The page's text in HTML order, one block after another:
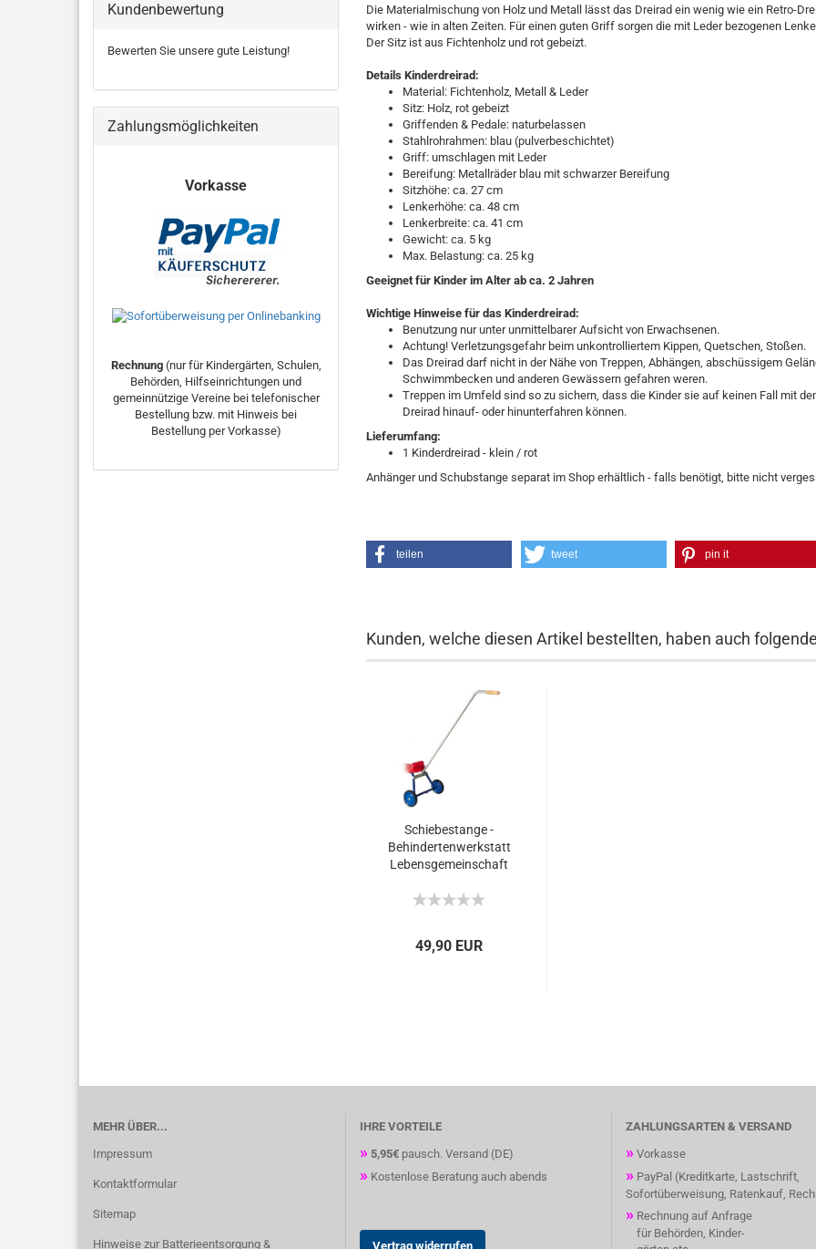
Die Materialmischung von Holz und Metall lässt das Dreirad ein wenig wie ein Retro-
wirken - wie in alten Zeiten. Für einen guten Griff sorgen die mit Leder bezogenen
Der Sitz ist aus Fichtenholz und rot gebeizt.
Details Kinderdreirad:
Material: Fichtenholz, Metall & Leder
Sitz: Holz, rot gebeizt
Griffenden & Pedale: naturbelassen
Stahlrohrahmen: blau (pulverbeschichtet)
Griff: umschlagen mit Leder
Bereifung: Metallräder blau mit schwarzer Bereifung
Sitzhöhe: ca. 27 cm
Lenkerhöhe: ca. 48 cm
Lenkerbreite: ca. 41 cm
Gewicht: ca. 5 kg
Max. Belastung: ca. 25 kg
Geeignet für Kinder im Alter ab ca. 2 Jahren
Wichtige Hinweise für das Kinderdreirad:
Benutzung nur unter unmittelbarer Aufsicht von Erwachsenen.
Achtung! Verletzungsgefahr beim unkontrolliertem Kippen, Quetschen, Stoßen.
Das Dreirad darf nicht in der Nähe von Treppen, Abhängen, abschüssigem
Schwimmbecken und anderen Gewässern gefahren weren.
Treppen im Umfeld sind so zu sichern, dass die Kinder sie auf keinen Fall mit
Dreirad hinauf- oder hinunterfahren können.
Lieferumfang:
1 Kinderdreirad - klein / rot
Anhänger und Schubstange separat im Shop erhältlich - falls benötigt, bitte nicht
teilen tweet pin it
Kunden, welche diesen Artikel bestellten, haben auch
Schiebestange -
Behindertenwerkstatt
Lebensgemeinschaft
49,90 EUR
Kundenbewertung
Bewerten Sie unsere gute Leistung!
Zahlungsmöglichkeiten
Vorkasse
Rechnung (nur für Kindergärten, Schulen,
Behörden, Hilfseinrichtungen und
gemeinnützige Vereine bei telefonischer
Bestellung bzw. mit Hinweis bei
Bestellung per Vorkasse)
MEHR ÜBER...
Impressum
Kontaktformular
Sitemap
Hinweise zur Batterieentsorgung &
IHRE VORTEILE
» 5,95€pausch. Versand (DE)
»Kostenlose Beratung auch abends
Vertrag widerrufen
ZAHLUNGSARTEN & VERSAND
» Vorkasse
» PayPal (Kreditkarte, Lastschrift,
Sofortüberweisung, Ratenkauf,
» Rechnung auf Anfrage
für Behörden, Kinder-